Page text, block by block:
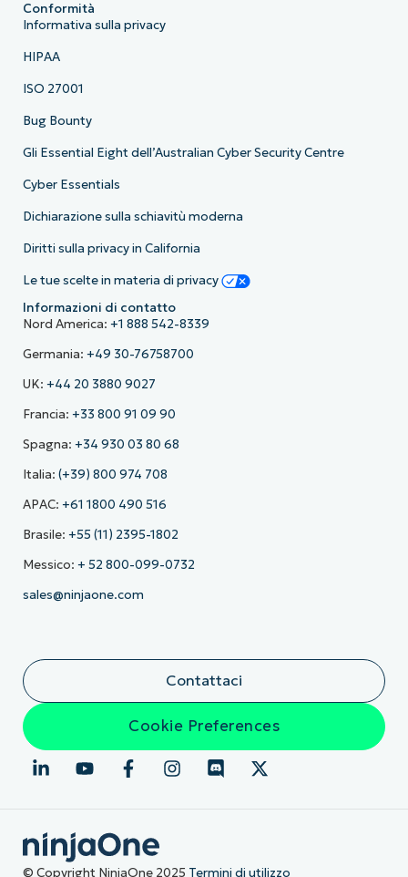
Conformità
Informativa sulla privacy
HIPAA
ISO 27001
Bug Bounty
Gli Essential Eight dell’Australian Cyber Security Centre
Cyber Essentials
Dichiarazione sulla schiavitù moderna
Diritti sulla privacy in California
Le tue scelte in materia di privacy
Informazioni di contatto
Nord America: +1 888 542-8339
Germania: +49 30-76758700
UK: +44 20 3880 9027
Francia: +33 800 91 09 90
Spagna: +34 930 03 80 68
Italia: (+39) 800 974 708
APAC: +61 1800 490 516
Brasile: +55 (11) 2395-1802
Messico: + 52 800-099-0732
sales@ninjaone.com
Contattaci
Cookie Preferences
© Copyright NinjaOne 2025 Termini di utilizzo